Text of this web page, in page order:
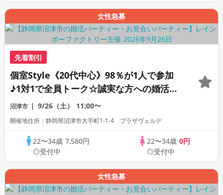
女性急募
先着割引
個室Style《20代中心》98％が1人で参加
♪1対1で全員トーク☆誠実な方への婚活パ
ーティー
沼津市 9/26（土） 11:00〜
開催地住所：静岡県沼津市大手町1-1-4 プラザヴェルデ
22〜34歳 7,580円
◎受付中
22〜34歳 0円
◎受付中
女性急募